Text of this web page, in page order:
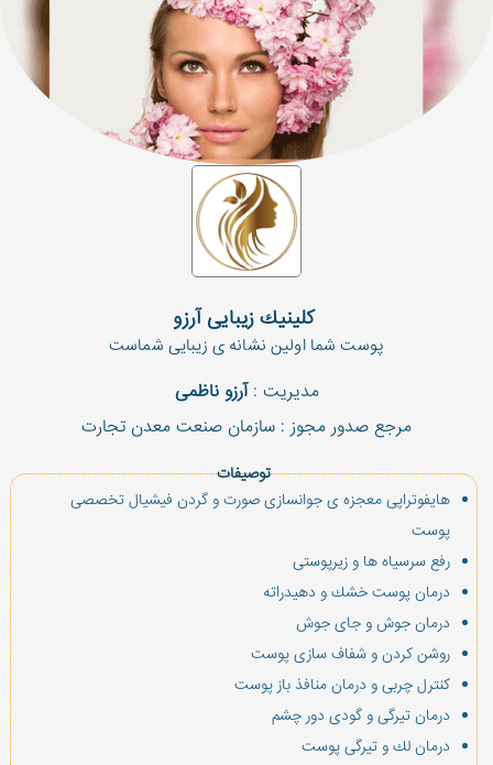
كلینیك زیبایی آرزو
پوست شما اولین نشانه ی زیبایی شماست
مدیریت :آرزو ناظمی
مرجع صدور مجوز : سازمان صنعت معدن تجارت
توصیفات
هایفوتراپی معجزه ی جوانسازی صورت و گردن فیشیال تخصصی
پوست
رفع سرسیاه ها و زیرپوستی
درمان پوست خشك و دهیدراته
درمان جوش و جای جوش
روشن كردن و شفاف سازی پوست
كنترل چربی و درمان منافذ باز پوست
درمان تیرگی و گودی دور چشم
درمان لك و تیرگی پوست